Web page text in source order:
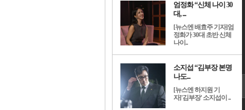
엄정화 “신체 나이 30
대, ...
[뉴스엔 배효주 기자]엄
정화가 30대 초반 신체
나이..
소지섭 “김부장 본명
나도...
[뉴스엔 하지원 기
자]'김부장' 소지섭이 ..